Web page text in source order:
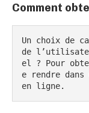
Comment
Un choix de
de
el ? Pour
e rendre dans
en ligne.